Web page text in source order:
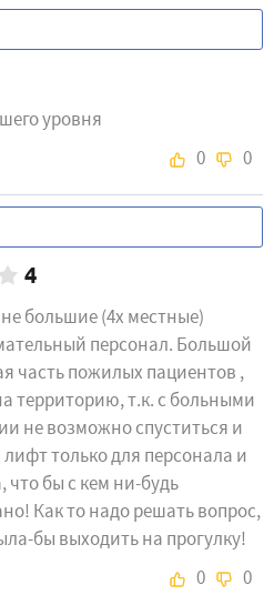
уровня
0 0
4
большие (4х местные)
персонал. Большой
часть пожилых пациентов ,
территорию, т.к. с больными
не возможно спуститься и
только для персонала и
бы с кем ни-будь
Как то надо решать вопрос,
бы выходить на прогулку!
0 0